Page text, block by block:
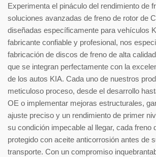
Experimenta el pináculo del rendimiento de
soluciones avanzadas de freno de rotor de
diseñadas específicamente para vehículos
fabricante confiable y profesional, nos
fabricación de discos de freno de alta
que se integran perfectamente con la
de los autos KIA. Cada uno de nuestros
meticuloso proceso, desde el desarrollo
OE o implementar mejoras estructurales,
ajuste preciso y un rendimiento de primer
su condición impecable al llegar, cada freno
protegido con aceite anticorrosión antes de
transporte. Con un compromiso